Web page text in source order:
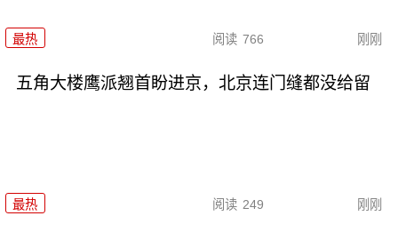
最热 阅读 766 刚刚
五角大楼鹰派翘首盼进京，北京连门缝都没给留
最热 阅读 249 刚刚